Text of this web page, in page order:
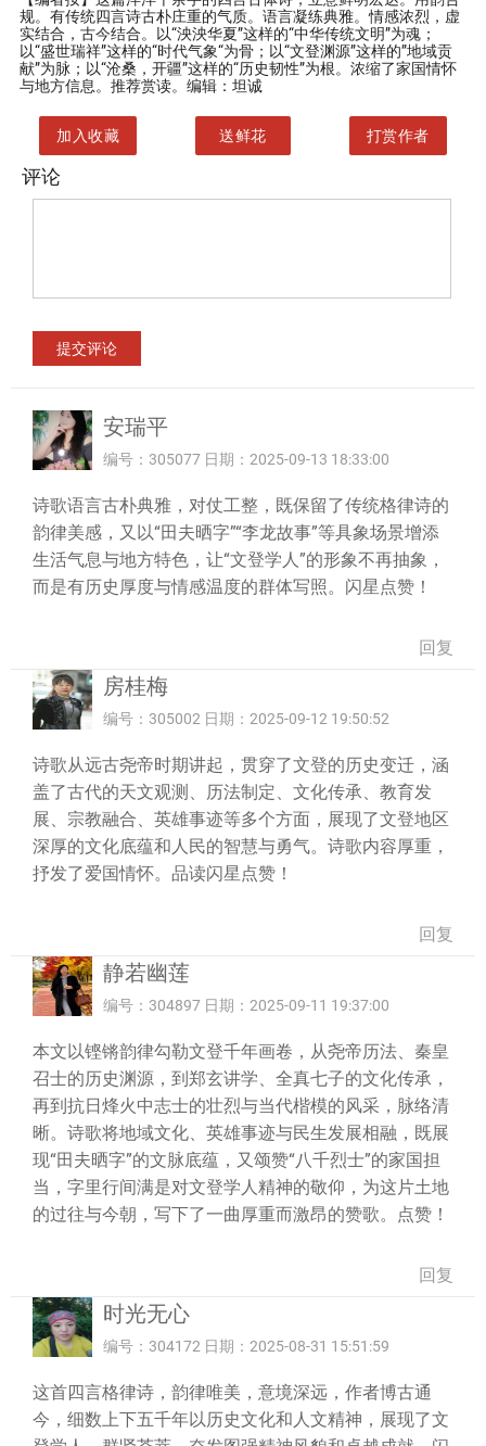
规。有传统四言诗古朴庄重的气质。语言凝练典雅。情感浓烈，虚
实结合，古今结合。以“泱泱华夏”这样的“中华传统文明”为魂；
以“盛世瑞祥”这样的“时代气象“为骨；以“文登渊源”这样的”地域贡
献”为脉；以“沧桑，开疆”这样的“历史韧性”为根。浓缩了家国情怀
与地方信息。推荐赏读。编辑：坦诚
加入收藏 送鲜花 打赏作者
评论
安瑞平
编号：305077 日期：2025-09-13 18:33:00
诗歌语言古朴典雅，对仗工整，既保留了传统格律诗的
韵律美感，又以“田夫晒字”“李龙故事”等具象场景增添
生活气息与地方特色，让“文登学人”的形象不再抽象，
而是有历史厚度与情感温度的群体写照。闪星点赞！
回复
房桂梅
编号：305002 日期：2025-09-12 19:50:52
诗歌从远古尧帝时期讲起，贯穿了文登的历史变迁，涵
盖了古代的天文观测、历法制定、文化传承、教育发
展、宗教融合、英雄事迹等多个方面，展现了文登地区
深厚的文化底蕴和人民的智慧与勇气。诗歌内容厚重，
抒发了爱国情怀。品读闪星点赞！
回复
静若幽莲
编号：304897 日期：2025-09-11 19:37:00
本文以铿锵韵律勾勒文登千年画卷，从尧帝历法、秦皇
召士的历史渊源，到郑玄讲学、全真七子的文化传承，
再到抗日烽火中志士的壮烈与当代楷模的风采，脉络清
晰。诗歌将地域文化、英雄事迹与民生发展相融，既展
现“田夫晒字”的文脉底蕴，又颂赞“八千烈士”的家国担
当，字里行间满是对文登学人精神的敬仰，为这片土地
的过往与今朝，写下了一曲厚重而激昂的赞歌。点赞！
回复
时光无心
编号：304172 日期：2025-08-31 15:51:59
这首四言格律诗，韵律唯美，意境深远，作者博古通
今，细数上下五千年以历史文化和人文精神，展现了文